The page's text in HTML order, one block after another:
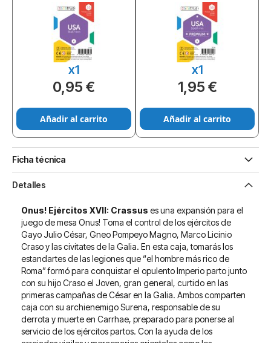
x1
0,95 €
Añadir al carrito
x1
1,95 €
Añadir al carrito
Ficha técnica
Detalles
Onus! Ejércitos XVII: Crassus es una expansión para el
juego de mesa Onus! Toma el control de los ejércitos de
Gayo Julio César, Gneo Pompeyo Magno, Marco Licinio
Craso y las civitates de la Galia. En esta caja, tomarás los
estandartes de las legiones que “el hombre más rico de
Roma” formó para conquistar el opulento Imperio parto junto
con su hijo Craso el Joven, gran general, curtido en las
primeras campañas de César en la Galia. Ambos comparten
caja con su archienemigo Surena, responsable de su
derrota y muerte en Carrhae, preparado para ponerse al
servicio de los ejércitos partos. Con la ayuda de los